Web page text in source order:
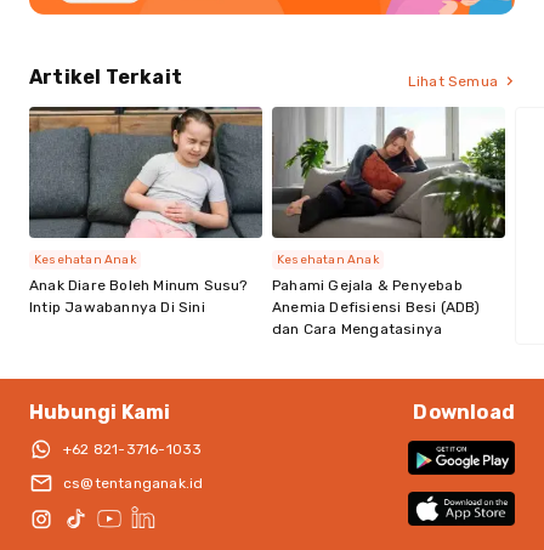
Artikel Terkait Lihat Semua
Anak Diare Boleh Minum Susu?
Intip Jawabannya Di Sini
Kesehatan Anak
Pahami Gejala & Penyebab
Anemia Defisiensi Besi (ADB)
dan Cara Mengatasinya
Kesehatan Anak
Hubungi Kami
+62 821-3716-1033
cs@tentanganak.id
Download